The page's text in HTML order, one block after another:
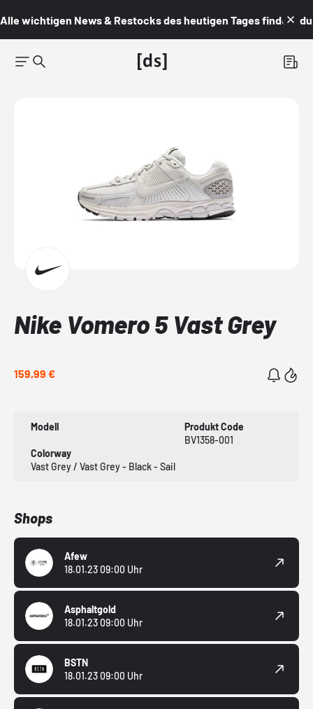
Alle wichtigen News & Restocks des heutigen Tages findest du
Nike Vomero 5 Vast Grey
159,99 €
Modell
Produkt Code
BV1358-001
Colorway
Vast Grey / Vast Grey - Black - Sail
Shops
Afew
18.01.23 09:00 Uhr
Asphaltgold
18.01.23 09:00 Uhr
BSTN
18.01.23 09:00 Uhr